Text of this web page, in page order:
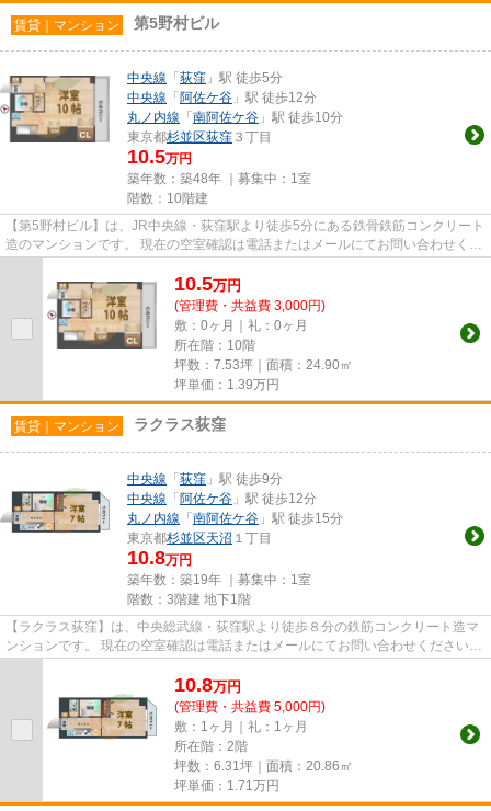
賃貸｜マンション 第5野村ビル
中央線 「 荻窪 」駅 徒歩5分
中央線 「 阿佐ケ谷 」駅 徒歩12分
丸ノ内線 「 南阿佐ケ谷 」駅 徒歩10分
東京都杉並区荻窪 ３丁目
10.5万円
築年数：築48年 ｜募集中： 1室
階数：10階建
【第5野村ビル】は、JR中央線・荻窪駅より徒歩5分にある鉄骨鉄筋コンクリート
造のマンションです。 現在の空室確認は電話またはメールにてお問い合わせくだ
10.5万円
(管理費・共益費 3,000円)
敷：0ヶ月｜礼：0ヶ月
所在階：10階
坪数：7.53坪｜面積：24.90㎡
坪単価： 1.39万円
賃貸｜マンション ラクラス荻窪
中央線 「 荻窪 」駅 徒歩9分
中央線 「 阿佐ケ谷 」駅 徒歩12分
丸ノ内線 「 南阿佐ケ谷 」駅 徒歩15分
東京都杉並区天沼 １丁目
10.8万円
築年数：築19年 ｜募集中： 1室
階数：3階建 地下1階
【ラクラス荻窪】は、中央総武線・荻窪駅より徒歩８分の鉄筋コンクリート造マ
ンションです。 現在の空室確認は電話またはメールにてお問い合わせください。
10.8万円
(管理費・共益費 5,000円)
敷：1ヶ月｜礼：1ヶ月
所在階：2階
坪数：6.31坪｜面積：20.86㎡
坪単価： 1.71万円